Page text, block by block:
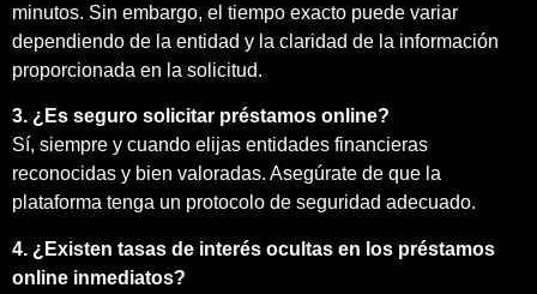
minutos. Sin embargo, el tiempo exacto puede variar
dependiendo de la entidad y la claridad de la información
proporcionada en la solicitud.
3. ¿Es seguro solicitar préstamos online?
Sí, siempre y cuando elijas entidades financieras
reconocidas y bien valoradas. Asegúrate de que la
plataforma tenga un protocolo de seguridad adecuado.
4. ¿Existen tasas de interés ocultas en los préstamos
online inmediatos?